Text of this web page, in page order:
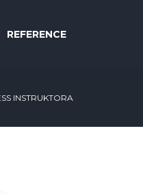
REFERENCE
INSTRUKTORA